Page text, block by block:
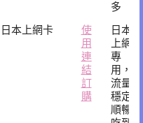
多
日本上網卡
使
用
連
結
訂
購
日本
上網
專
用，
流量
穩定
順暢